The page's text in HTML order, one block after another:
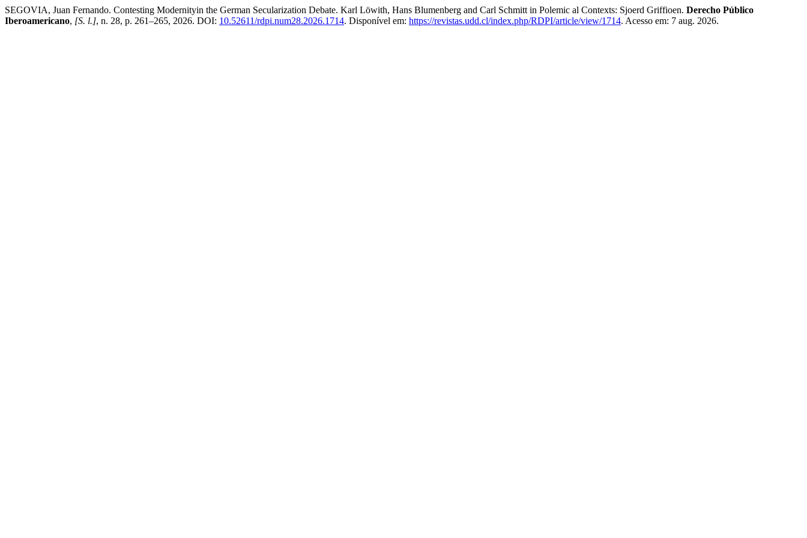
SEGOVIA, Juan Fernando. Contesting Modernityin the German Secularization Debate. Karl Löwith, Hans Blumenberg and Carl Schmitt in Polemic al Contexts: Sjoerd Griffioen. Derecho Público
Iberoamericano, [S. l.], n. 28, p. 261–265, 2026. DOI: 10.52611/rdpi.num28.2026.1714. Disponível em: https://revistas.udd.cl/index.php/RDPI/article/view/1714. Acesso em: 7 aug. 2026.